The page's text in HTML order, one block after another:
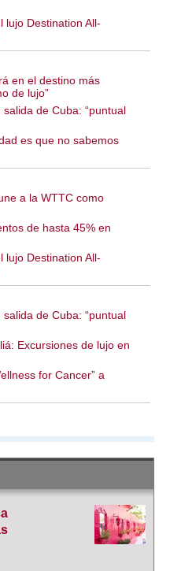
lujo Destination All-
en el destino más
de lujo”
de Cuba: “puntual
es que no sabemos
a la WTTC como
de hasta 45% en
lujo Destination All-
de Cuba: “puntual
Excursiones de lujo en
for Cancer” a